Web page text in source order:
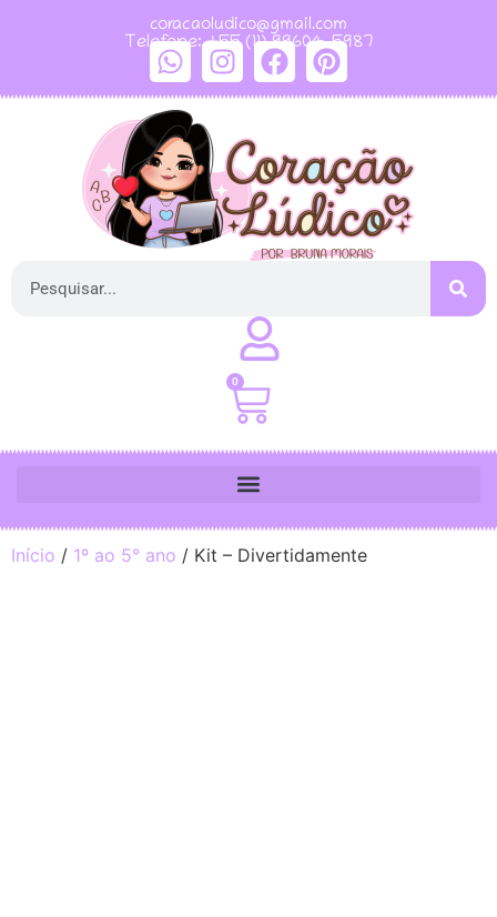
coracaoludico@gmail.com
Telefone: +55 (11) 99604-5987
0
Início / 1º ao 5° ano / Kit – Divertidamente